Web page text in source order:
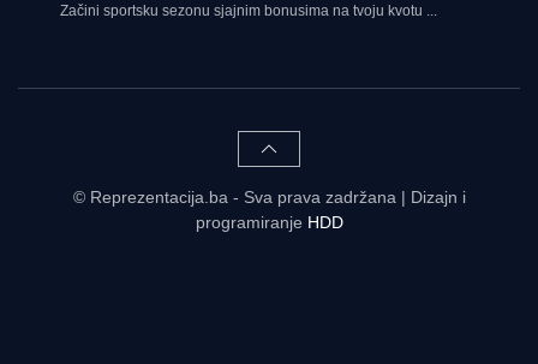
Začini sportsku sezonu sjajnim bonusima na tvoju kvotu ...
© Reprezentacija.ba - Sva prava zadržana | Dizajn i
programiranje HDD